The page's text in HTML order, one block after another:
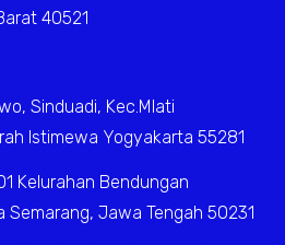
40521
Sinduadi, Kec.Mlati
Istimewa Yogyakarta 55281
Kelurahan Bendungan
Semarang, Jawa Tengah 50231